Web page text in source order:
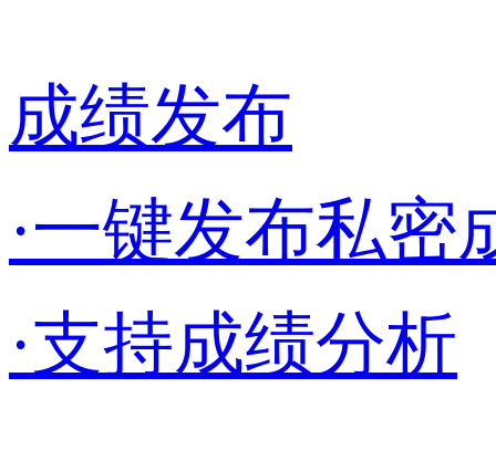
成绩发布
·一键发布私密
·支持成绩分析